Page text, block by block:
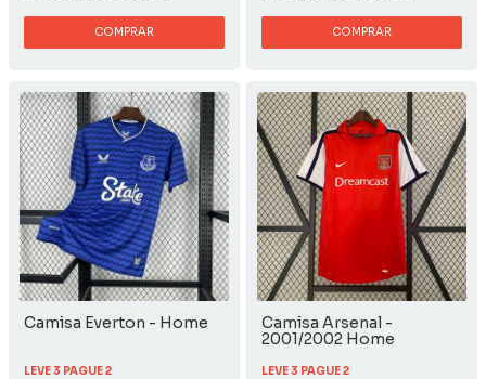
COMPRAR COMPRAR
Camisa Everton - Home
LEVE 3 PAGUE 2
Camisa Arsenal -
2001/2002 Home
LEVE 3 PAGUE 2